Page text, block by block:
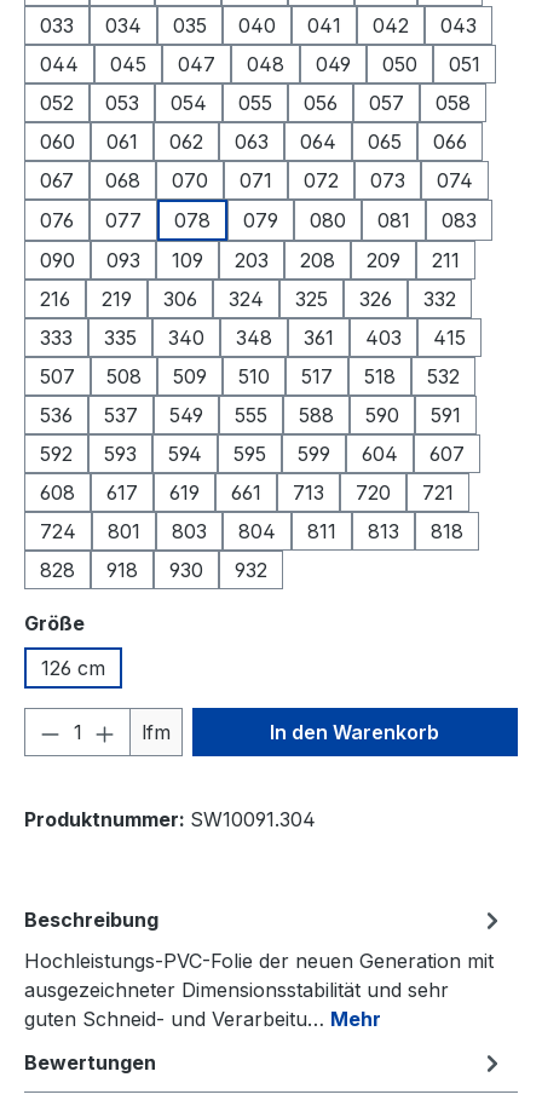
033
034 035 040 041 042
043
044
045 047 048 049 050
051
052
053 054 055 056 057
058
060
061 062 063 064 065
066
067
068 070 071 072 073
074
076
077 078 079 080 081
083
090
093 109 203 208 209
211
216
219 306 324 325 326
332
333
335 340 348 361 403
415
507
508 509 510 517 518
532
536
537 549 555 588 590
591
592
593 594 595 599 604
607
608
617 619 661 713 720
721
724
801 803 804 811 813
818
828
918 930 932
Größeauswählen
126 cm
Produkt Anzahl: Gib den
lfm In den Warenkorb
Produktnummer: SW10091.304
Beschreibung
Hochleistungs-PVC-Folie der neuen Generation mit
ausgezeichneter Dimensionsstabilität und sehr
guten Schneid- und Verarbeitu… Mehr
Bewertungen